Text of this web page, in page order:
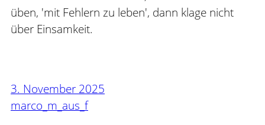
üben, 'mit Fehlern zu leben', dann klage nicht
über Einsamkeit.
3. November 2025
marco_m_aus_f